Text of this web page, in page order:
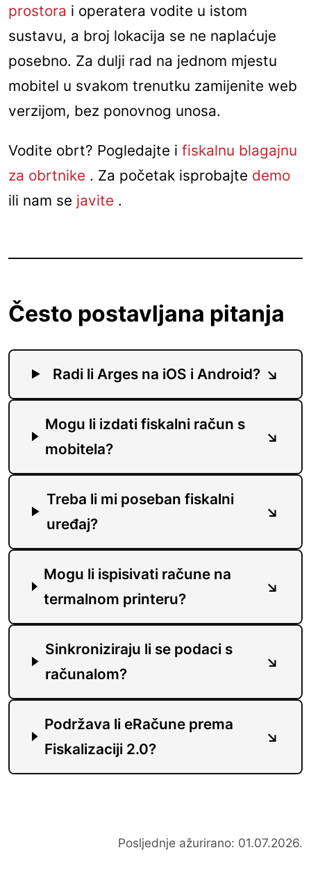
prostora i operatera vodite u istom
sustavu, a broj lokacija se ne naplaćuje
posebno. Za dulji rad na jednom mjestu
mobitel u svakom trenutku zamijenite web
verzijom, bez ponovnog unosa.
Vodite obrt? Pogledajte i fiskalnu blagajnu
za obrtnike . Za početak isprobajte demo
ili nam se javite .
Često postavljana pitanja
Radi li Arges na iOS i Android?
Mogu li izdati fiskalni račun s
mobitela?
Treba li mi poseban fiskalni
uređaj?
Mogu li ispisivati račune na
termalnom printeru?
Sinkroniziraju li se podaci s
računalom?
Podržava li eRačune prema
Fiskalizaciji 2.0?
Posljednje ažurirano: 01.07.2026.